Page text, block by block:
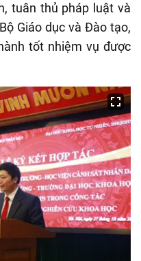
tuân thủ pháp luật và
Giáo dục và Đào tạo,
tốt nhiệm vụ được